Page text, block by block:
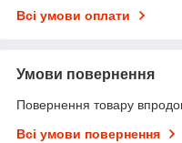
Всі умови оплати
Умови повернення
Повернення товару
Всі умови повернення